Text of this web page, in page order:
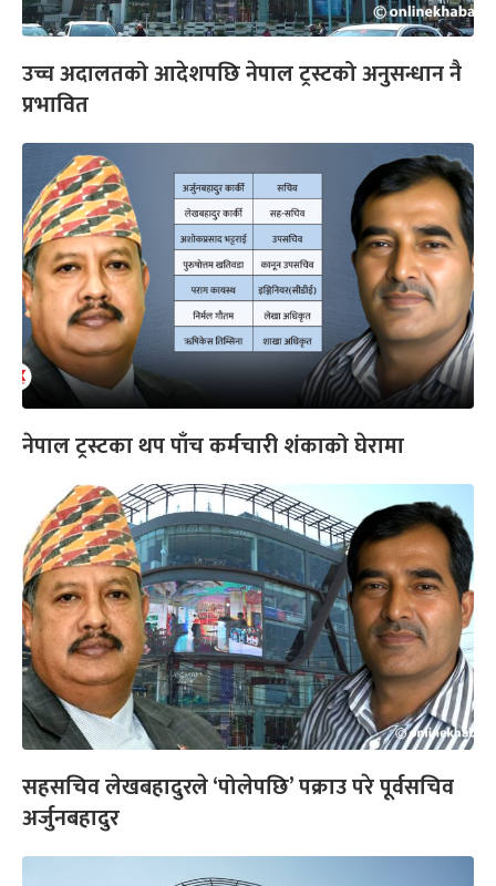
उच्च अदालतको आदेशपछि नेपाल ट्रस्टको अनुसन्धान नै
प्रभावित
नेपाल ट्रस्टका थप पाँच कर्मचारी शंकाको घेरामा
सहसचिव लेखबहादुरले ‘पोलेपछि’ पक्राउ परे पूर्वसचिव
अर्जुनबहादुर